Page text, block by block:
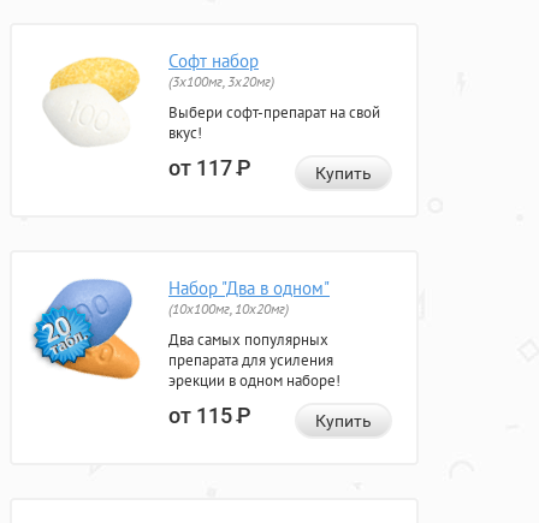
Софт набор
(3x100мг, 3x20мг)
Выбери софт-препарат на свой
вкус!
от 117Р Купить
Набор "Два в одном"
(10x100мг, 10x20мг)
Два самых популярных
препарата для усиления
эрекции в одном наборе!
от 115Р Купить